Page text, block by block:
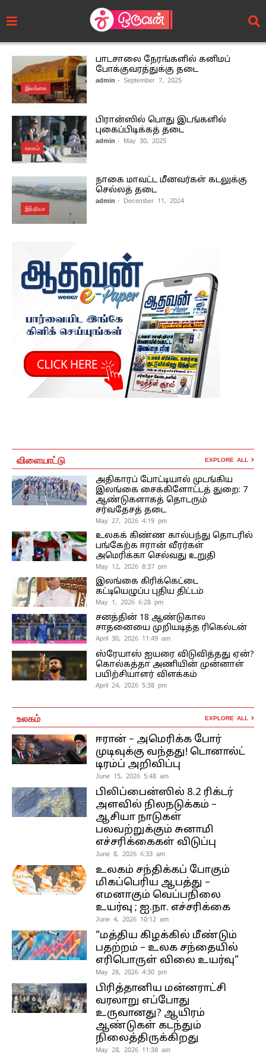
இலங்கை
பாடசாலை நேரங்களில் கனிமப்
போக்குவரத்துக்கு தடை
admin - September 7, 2025
உலகம்
பிரான்ஸில் பொது இடங்களில்
புகைப்பிடிக்கத் தடை
admin - May 30, 2025
இந்தியா
நாகை மாவட்ட மீனவர்கள் கடலுக்கு
செல்லத் தடை
admin - December 11, 2024
விளையாட்டு EXPLORE ALL
அதிகாரப் போட்டியால் முடங்கிய
இலங்கை சைக்கிளோட்டத் துறை: 7
ஆண்டுகளாகத் தொடரும்
சர்வதேசத் தடை
May 27, 2026 4:19 pm
உலகக் கிண்ண கால்பந்து தொடரில்
பங்கேற்க ஈரான் வீரர்கள்
அமெரிக்கா செல்வது உறுதி
May 12, 2026 8:37 pm
இலங்கை கிரிக்கெட்டை
கட்டியெழுப்ப புதிய திட்டம்
May 1, 2026 6:28 pm
சனத்தின் 18 ஆண்டுகால
சாதனையை முறியடித்த ரிகெல்டன்
April 30, 2026 11:49 am
ஸ்ரேயாஸ் ஐயரை விடுவித்தது ஏன்?
கொல்கத்தா அணியின் முன்னாள்
பயிற்சியாளர் விளக்கம்
April 24, 2026 5:38 pm
உலகம் EXPLORE ALL
ஈரான் – அமெரிக்க போர்
முடிவுக்கு வந்தது! டொனால்ட்
டிரம்ப் அறிவிப்பு
June 15, 2026 5:48 am
பிலிப்பைன்ஸில் 8.2 ரிக்டர்
அளவில் நிலநடுக்கம் –
ஆசியா நாடுகள்
பலவற்றுக்கும் சுனாமி
எச்சரிக்கைகள் விடுப்பு
June 8, 2026 6:33 am
உலகம் சந்திக்கப் போகும்
மிகப்பெரிய ஆபத்து –
எமனாகும் வெப்பநிலை
உயர்வு ; ஐ.நா. எச்சரிக்கை
June 4, 2026 10:12 am
“மத்திய கிழக்கில் மீண்டும்
பதற்றம் – உலக சந்தையில்
எரிபொருள் விலை உயர்வு”
May 28, 2026 4:30 pm
பிரித்தானிய மன்னராட்சி
வரலாறு எப்போது
உருவானது? ஆயிரம்
ஆண்டுகள் கடந்தும்
நிலைத்திருக்கிறது
May 28, 2026 11:38 am